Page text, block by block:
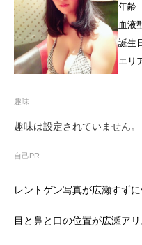
年齢
血液
誕生
エリ
趣味
趣味は設定されていません。
自己PR
レントゲン写真が広瀬すず
目と鼻と口の位置が広瀬ア